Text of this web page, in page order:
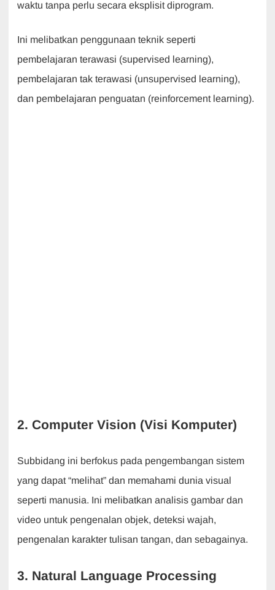
waktu tanpa perlu secara eksplisit diprogram.
Ini melibatkan penggunaan teknik seperti
pembelajaran terawasi (supervised learning),
pembelajaran tak terawasi (unsupervised learning),
dan pembelajaran penguatan (reinforcement learning).
2. Computer Vision (Visi Komputer)
Subbidang ini berfokus pada pengembangan sistem
yang dapat “melihat” dan memahami dunia visual
seperti manusia. Ini melibatkan analisis gambar dan
video untuk pengenalan objek, deteksi wajah,
pengenalan karakter tulisan tangan, dan sebagainya.
3. Natural Language Processing